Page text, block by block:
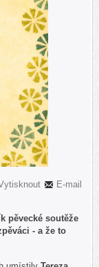
E-mail
pěvecké soutěže
- a že to